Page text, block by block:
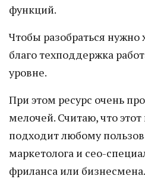
функций.
Чтобы разобраться нужно
благо техподдержка
уровне.
При этом ресурс очень
мелочей. Считаю, что
подходит любому
маркетолога и сео-
фриланса или бизнесмена.